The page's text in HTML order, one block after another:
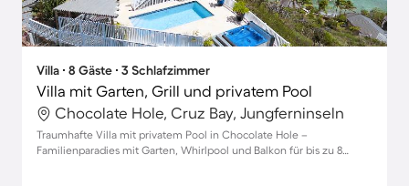
Villa ∙ 8 Gäste ∙ 3 Schlafzimmer
Villa mit Garten, Grill und privatem Pool
Chocolate Hole, Cruz Bay, Jungferninseln
Traumhafte Villa mit privatem Pool in Chocolate Hole –
Familienparadies mit Garten, Whirlpool und Balkon für bis zu 8